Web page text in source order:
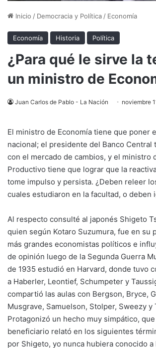
Inicio / Democracia y Política / Economía
Economía Historia Política
¿Para qué le sirve la
un ministro de
Juan Carlos de Pablo - La Nación noviembre
El ministro de Economía tiene que poner
nacional; el presidente del Banco Central
con el mercado de cambios, y el ministro
Productivo tiene que lograr que la
tome impulso y persista. ¿Deben releer
cuales estudiaron en la facultad, o deben
Al respecto consulté al japonés Shigeto
quien según Kotaro Suzumura, fue en su
más grandes economistas políticos e
de opinión luego de la Segunda Guerra
de 1935 estudió en Harvard, donde tuvo
a Haberler, Leontief, Schumpeter y
compartió las aulas con Bergson, Bryce,
Musgrave, Samuelson, Stolper, Sweezy y
Protagonizó un hecho muy simpático,
beneficiario relató en los siguientes
por Shigeto, yo nunca hubiera conocido a